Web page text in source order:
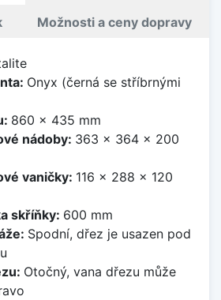
Možnosti a ceny dopravy
Onyx (černá se stříbrnými
860 x 435 mm
nádoby: 363 x 364 x 200
vaničky: 116 x 288 x 120
skříňky: 600 mm
Spodní, dřez je usazen pod
Otočný, vana dřezu může